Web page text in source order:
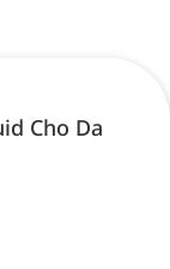
Cho Da